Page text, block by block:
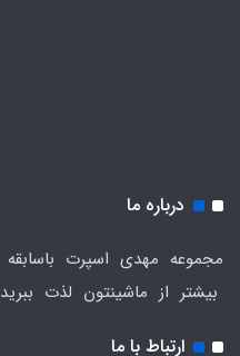
درباره ما
بیشتر از ماشینتون لذت ببرید
ارتباط با ما